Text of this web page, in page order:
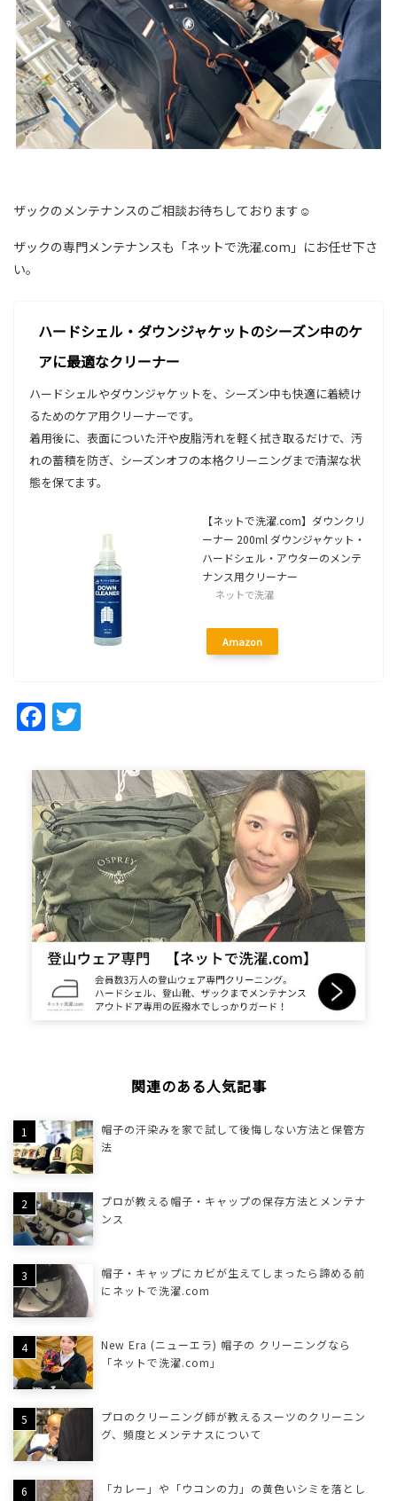
ザックのメンテナンスのご相談お待ちしております☺
ザックの専門メンテナンスも「ネットで洗濯.com」にお任せ下さ
い。
ハードシェル・ダウンジャケットのシーズン中のケ
アに最適なクリーナー
ハードシェルやダウンジャケットを、シーズン中も快適に着続け
るためのケア用クリーナーです。
着用後に、表面についた汗や皮脂汚れを軽く拭き取るだけで、汚
れの蓄積を防ぎ、シーズンオフの本格クリーニングまで清潔な状
態を保てます。
【ネットで洗濯.com】ダウンクリ
ーナー 200ml ダウンジャケット・
ハードシェル・アウターのメンテ
ナンス用クリーナー
ネットで洗濯
Amazon
Facebook
関連のある人気記事
帽子の汗染みを家で試して後悔しない方法と保管方
法
プロが教える帽子・キャップの保存方法とメンテナ
ンス
帽子・キャップにカビが生えてしまったら諦める前
にネットで洗濯.com
New Era (ニューエラ) 帽子の クリーニングなら
「ネットで洗濯.com」
プロのクリーニング師が教えるスーツのクリーニン
グ、頻度とメンテナスについて
「カレー」や「ウコンの力」の黄色いシミを落とし